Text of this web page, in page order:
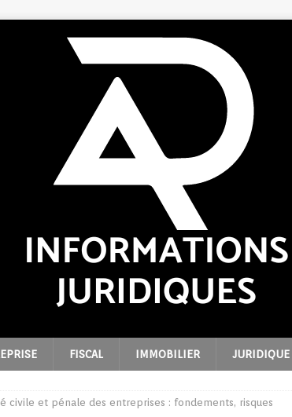
FISCAL IMMOBILIER JURIDIQUE
civile et pénale des entreprises : fondements, risques